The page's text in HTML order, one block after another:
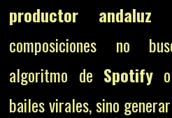
productor andaluz
composiciones no
algoritmo de Spotify o
bailes virales, sino